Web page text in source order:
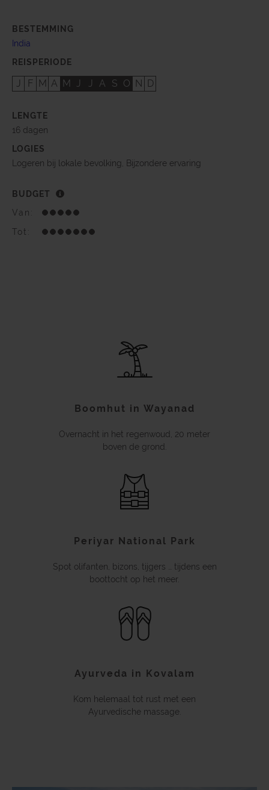
BESTEMMING
India
REISPERIODE
J F M A M J J A S O N D
LENGTE
16 dagen
LOGIES
Logeren bij lokale bevolking, Bijzondere ervaring
BUDGET
Van:
Tot:
Boomhut in Wayanad
Overnacht in het regenwoud, 20 meter
boven de grond.
Periyar National Park
Spot olifanten, bizons, tijgers … tijdens een
boottocht op het meer.
Ayurveda in Kovalam
Kom helemaal tot rust met een
Ayurvedische massage.